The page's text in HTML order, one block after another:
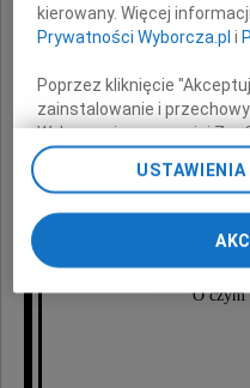
o
O czym
kierowany. Więcej
Prywatności Wyborcza.pl i
Poprzez kliknięcie
zainstalowanie i
Wyborczej sp. z o. o. jej
na Twoim urządzeniu
chwili zmienić swoje
preferencjami dot.
odnośnik „Ustawienia
Zmiana ustawień plików
USTAWIENIA